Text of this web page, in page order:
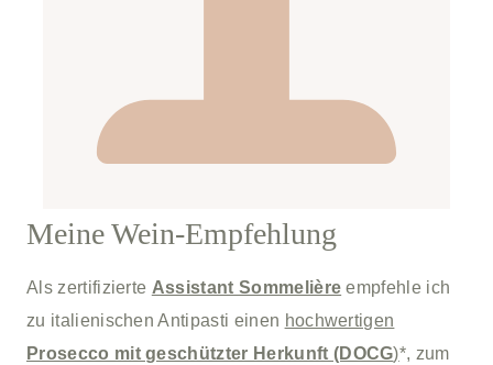
Meine Wein-Empfehlung
Als zertifizierte Assistant Sommelière empfehle ich
zu italienischen Antipasti einen hochwertigen
Prosecco mit geschützter Herkunft (DOCG)*, zum